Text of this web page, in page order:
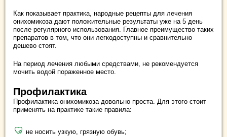
Как показывает практика, народные рецепты для лечения
онихомикоза дают положительные результаты уже на 5 день
после регулярного использования. Главное преимущество таких
препаратов в том, что они легкодоступны и сравнительно
дешево стоят.
На период лечения любыми средствами, не рекомендуется
мочить водой пораженное место.
Профилактика
Профилактика онихомикоза довольно проста. Для этого стоит
применять на практике такие правила:
не носить узкую, грязную обувь;